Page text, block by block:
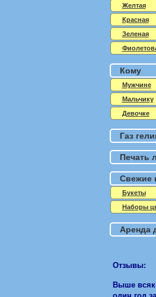
Желтая
Красная
Зеленая
Кому
Мужчине
Мальчику
Девочке
Газ
Печать
Свежие
Букеты
Наборы
Аренда
Отзывы:
Выше